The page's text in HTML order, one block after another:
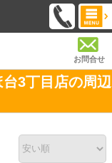
お問合せ
3丁目店の周辺